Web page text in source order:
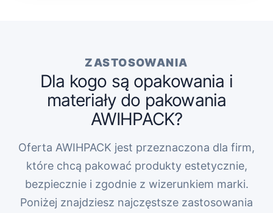
ZASTOSOWANIA
Dla kogo są opakowania i
materiały do pakowania
AWIHPACK?
Oferta AWIHPACK jest przeznaczona dla firm,
które chcą pakować produkty estetycznie,
bezpiecznie i zgodnie z wizerunkiem marki.
Poniżej znajdziesz najczęstsze zastosowania